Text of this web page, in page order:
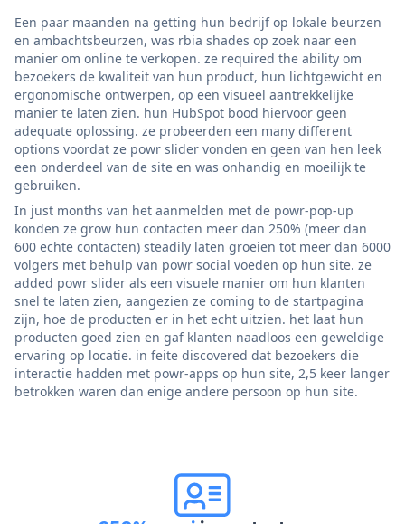
Een paar maanden na getting hun bedrijf op lokale beurzen
en ambachtsbeurzen, was rbia shades op zoek naar een
manier om online te verkopen. ze required the ability om
bezoekers de kwaliteit van hun product, hun lichtgewicht en
ergonomische ontwerpen, op een visueel aantrekkelijke
manier te laten zien. hun HubSpot bood hiervoor geen
adequate oplossing. ze probeerden een many different
options voordat ze powr slider vonden en geen van hen leek
een onderdeel van de site en was onhandig en moeilijk te
gebruiken.
In just months van het aanmelden met de powr-pop-up
konden ze grow hun contacten meer dan 250% (meer dan
600 echte contacten) steadily laten groeien tot meer dan 6000
volgers met behulp van powr social voeden op hun site. ze
added powr slider als een visuele manier om hun klanten
snel te laten zien, aangezien ze coming to de startpagina
zijn, hoe de producten er in het echt uitzien. het laat hun
producten goed zien en gaf klanten naadloos een geweldige
ervaring op locatie. in feite discovered dat bezoekers die
interactie hadden met powr-apps op hun site, 2,5 keer langer
betrokken waren dan enige andere persoon op hun site.